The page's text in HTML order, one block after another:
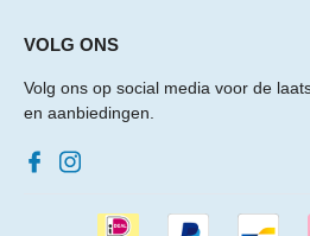
VOLG ONS
Volg ons op social media voor de
en aanbiedingen.